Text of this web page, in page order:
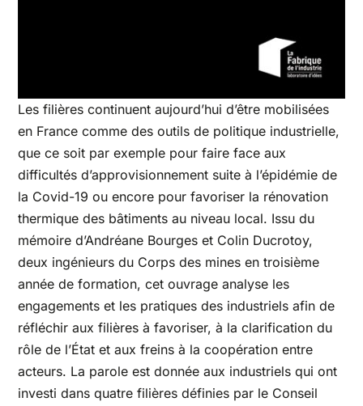
Les filières continuent aujourd’hui d’être mobilisées
en France comme des outils de politique industrielle,
que ce soit par exemple pour faire face aux
difficultés d’approvisionnement suite à l’épidémie de
la Covid-19 ou encore pour favoriser la rénovation
thermique des bâtiments au niveau local. Issu du
mémoire d’Andréane Bourges et Colin Ducrotoy,
deux ingénieurs du Corps des mines en troisième
année de formation, cet ouvrage analyse les
engagements et les pratiques des industriels afin de
réfléchir aux filières à favoriser, à la clarification du
rôle de l’État et aux freins à la coopération entre
acteurs. La parole est donnée aux industriels qui ont
investi dans quatre filières définies par le Conseil